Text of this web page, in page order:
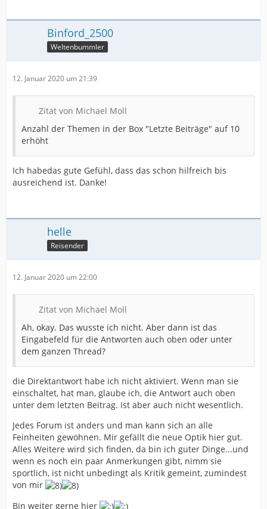
Binford_2500
Weltenbummler
12. Januar 2020 um 21:39
Zitat von Michael Moll
Anzahl der Themen in der Box "Letzte Beiträge" auf 10
erhöht
Ich habedas gute Gefühl, dass das schon hilfreich bis
ausreichend ist. Danke!
helle
Reisender
12. Januar 2020 um 22:00
Zitat von Michael Moll
Ah, okay. Das wusste ich nicht. Aber dann ist das
Eingabefeld für die Antworten auch oben oder unter
dem ganzen Thread?
die Direktantwort habe ich nicht aktiviert. Wenn man sie
einschaltet, hat man, glaube ich, die Antwort auch oben
unter dem letzten Beitrag. Ist aber auch nicht wesentlich.
Jedes Forum ist anders und man kann sich an alle
Feinheiten gewöhnen. Mir gefällt die neue Optik hier gut.
Alles Weitere wird sich finden, da bin ich guter Dinge...und
wenn es noch ein paar Anmerkungen gibt, nimm sie
sportlich, ist nicht unbedingt als Kritik gemeint, zumindest
von mir
Bin weiter gerne hier